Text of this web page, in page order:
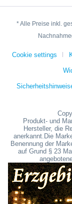
* Alle Preise inkl.
Cookie settings
Produkt- und
Hersteller, die
anerkannt.Die
Benennung der
auf Grund § 23